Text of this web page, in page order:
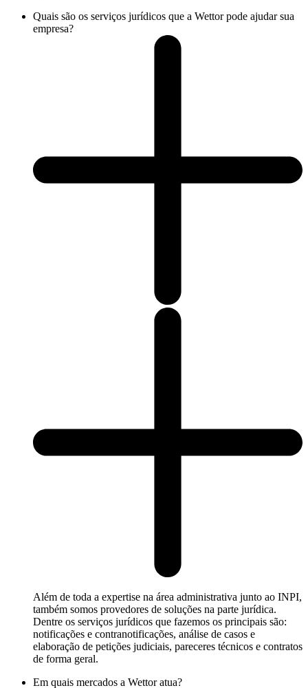
Quais são os serviços jurídicos que a Wettor pode ajudar sua
empresa?
Além de toda a expertise na área administrativa junto ao INPI,
também somos provedores de soluções na parte jurídica.
Dentre os serviços jurídicos que fazemos os principais são:
notificações e contranotificações, análise de casos e
elaboração de petições judiciais, pareceres técnicos e contratos
de forma geral.
Em quais mercados a Wettor atua?